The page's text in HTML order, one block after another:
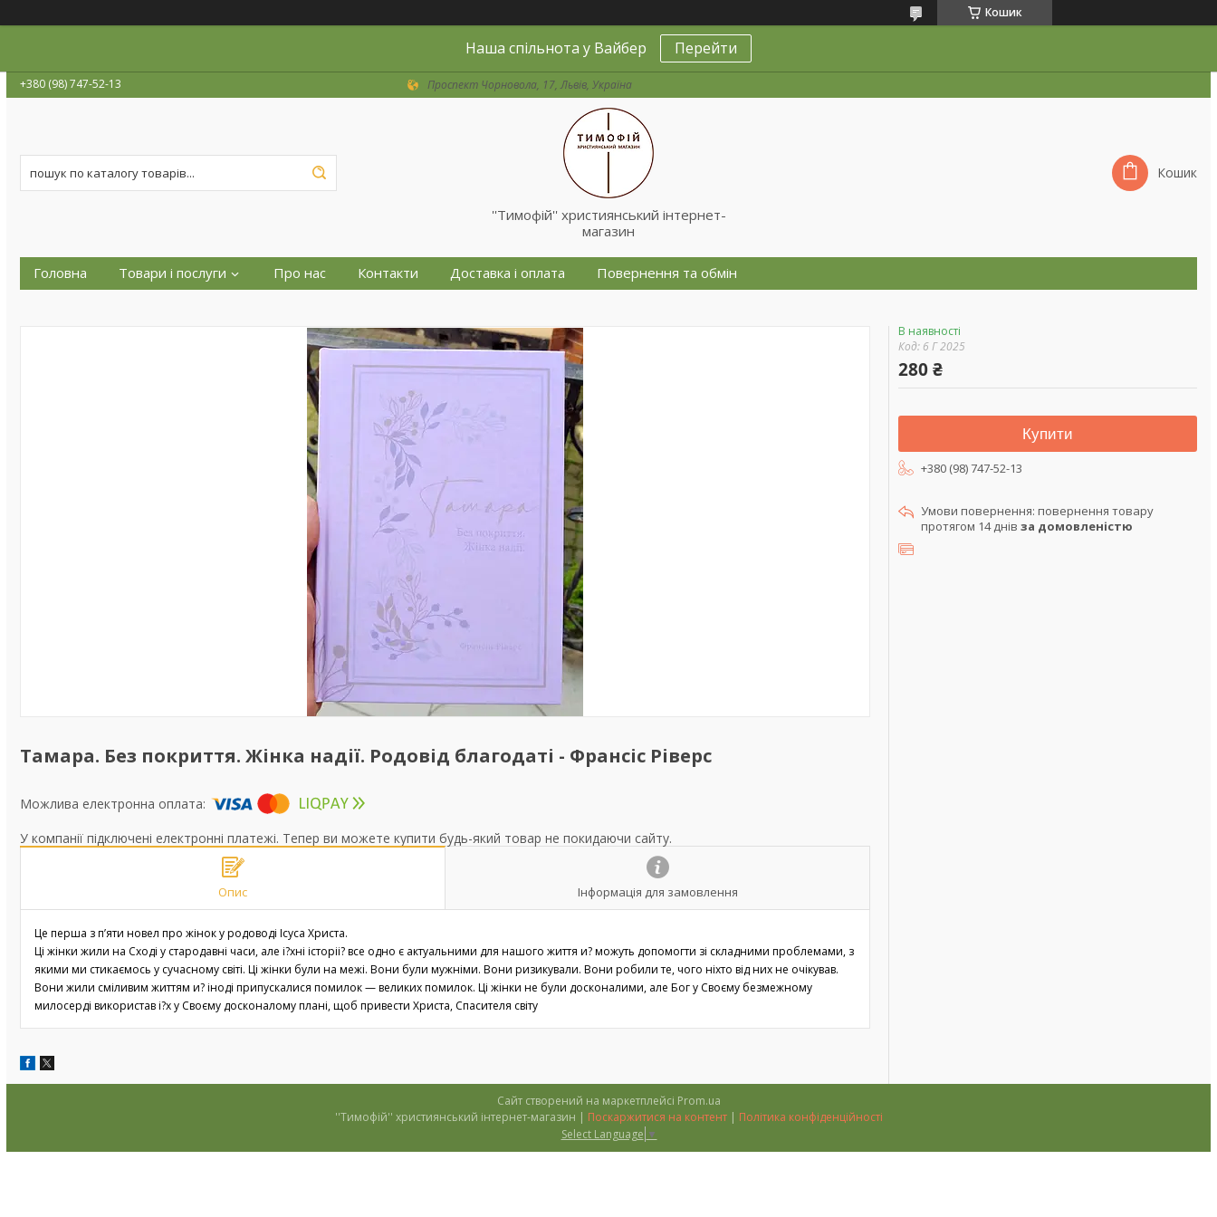
Кошик
Наша спільнота у Вайбер Перейти
+380 (98) 747-52-13 Проспект Чорновола, 17, Львів, Україна
''Тимофій'' християнський інтернет-
магазин
Кошик
Головна Товари і послуги Про нас Контакти Доставка і оплата Повернення та обмін
Тамара. Без покриття. Жінка надії. Родовід благодаті - Франсіс Ріверс
У компанії підключені електронні платежі. Тепер ви можете купити будь-який товар не покидаючи сайту.
Опис Інформація для замовлення
Це перша з п’яти новел про жінок у родоводі Ісуса Христа.
Ці жінки жили на Сході у стародавні часи, але і?хні історіі? все одно є актуальними для нашого життя и? можуть допомогти зі складними проблемами, з
якими ми стикаємось у сучасному світі. Ці жінки були на межі. Вони були мужніми. Вони ризикували. Вони робили те, чого ніхто від них не очікував.
Вони жили сміливим життям и? іноді припускалися помилок — великих помилок. Ці жінки не були досконалими, але Бог у Своєму безмежному
милосерді використав і?х у Своєму досконалому плані, щоб привести Христа, Спасителя світу
В наявності
Код: 6 Г 2025
280 ₴
Купити
+380 (98) 747-52-13
повернення товару
протягом 14 днів за домовленістю
Сайт створений на маркетплейсі Prom.ua
''Тимофій'' християнський інтернет-магазин | Поскаржитися на контент | Політика конфіденційності
Select Language ▼